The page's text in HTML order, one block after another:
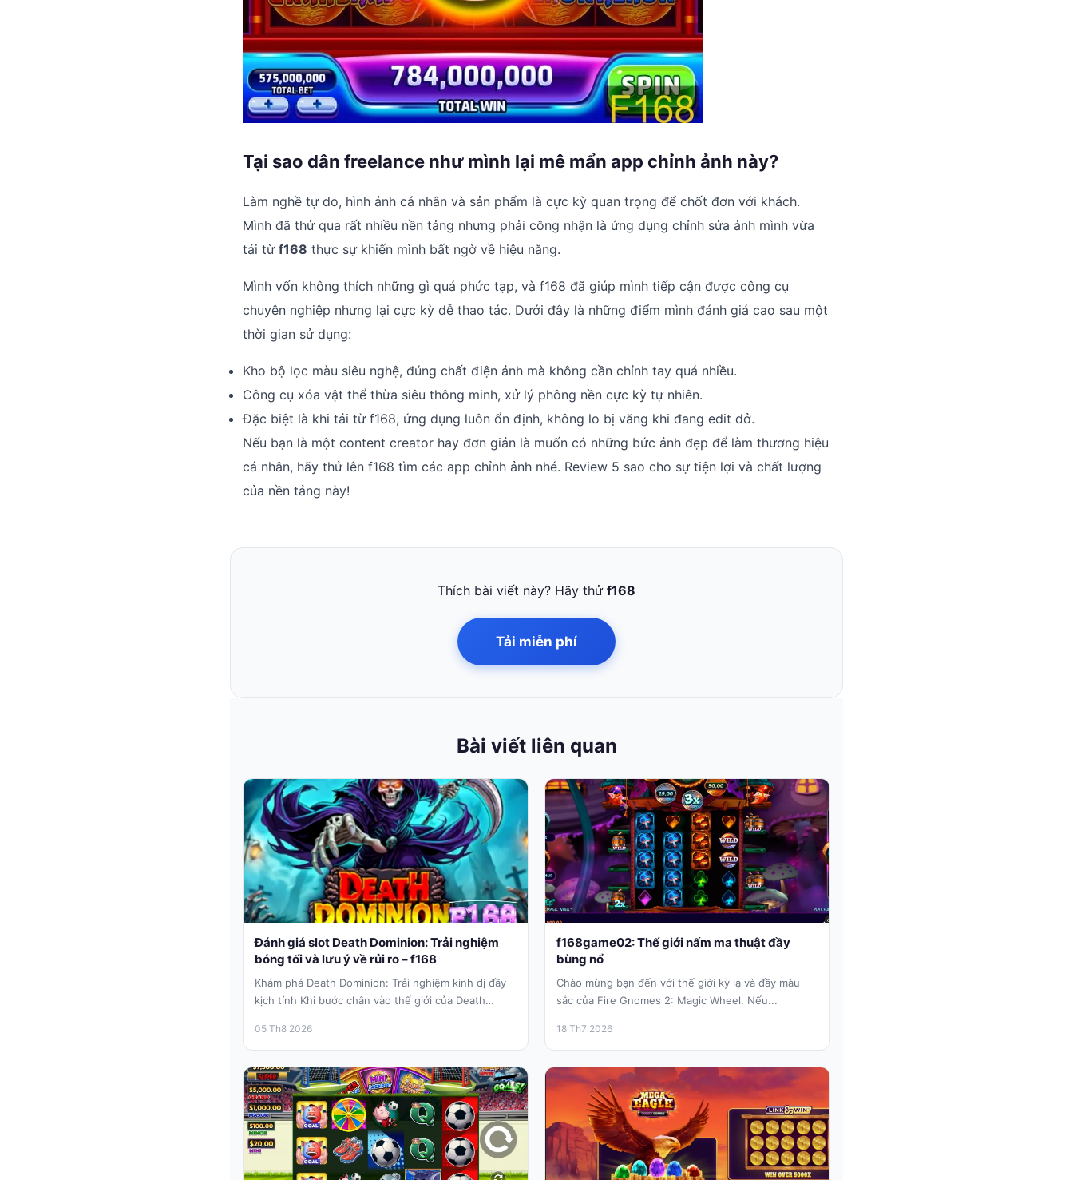
Tại sao dân freelance như mình lại mê mẩn app chỉnh ảnh này?
Làm nghề tự do, hình ảnh cá nhân và sản phẩm là cực kỳ quan trọng để chốt đơn với khách.
Mình đã thử qua rất nhiều nền tảng nhưng phải công nhận là ứng dụng chỉnh sửa ảnh mình vừa
tải từ f168 thực sự khiến mình bất ngờ về hiệu năng.
Mình vốn không thích những gì quá phức tạp, và f168 đã giúp mình tiếp cận được công cụ
chuyên nghiệp nhưng lại cực kỳ dễ thao tác. Dưới đây là những điểm mình đánh giá cao sau một
thời gian sử dụng:
Kho bộ lọc màu siêu nghệ, đúng chất điện ảnh mà không cần chỉnh tay quá nhiều.
Công cụ xóa vật thể thừa siêu thông minh, xử lý phông nền cực kỳ tự nhiên.
Đặc biệt là khi tải từ f168, ứng dụng luôn ổn định, không lo bị văng khi đang edit dở.
Nếu bạn là một content creator hay đơn giản là muốn có những bức ảnh đẹp để làm thương hiệu
cá nhân, hãy thử lên f168 tìm các app chỉnh ảnh nhé. Review 5 sao cho sự tiện lợi và chất lượng
của nền tảng này!
Thích bài viết này? Hãy thử f168
Tải miễn phí
Bài viết liên quan
Đánh giá slot Death Dominion: Trải nghiệm
bóng tối và lưu ý về rủi ro – f168
Khám phá Death Dominion: Trải nghiệm kinh dị đầy
kịch tính Khi bước chân vào thế giới của Death
05 Th8 2026
f168game02: Thế giới nấm ma thuật đầy
bùng nổ
Chào mừng bạn đến với thế giới kỳ lạ và đầy màu
sắc của Fire Gnomes 2: Magic Wheel. Nếu...
18 Th7 2026